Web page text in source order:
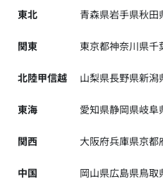
東北 青森県岩手県秋田
関東 東京都神奈川県千
北陸甲信越 山梨県長野県新潟
東海 愛知県静岡県岐阜
関西 大阪府兵庫県京都
中国 岡山県広島県鳥取